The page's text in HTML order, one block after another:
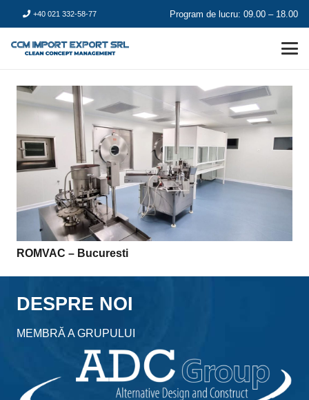
+40 021 332-58-77 Program de lucru: 09.00 – 18.00
ROMVAC – Bucuresti
DESPRE NOI
MEMBRĂ A GRUPULUI